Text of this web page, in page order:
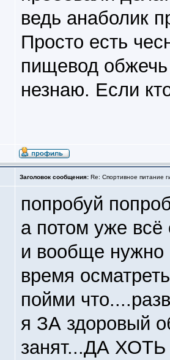
ведь анаболик
Просто есть
пищевод
незнаю. Если
Заголовок сообщения: Re: Спортивное питание
попробуй
а потом уже всё
и вообще нужно
время
пойми
я ЗА здоровый
занят...ДА